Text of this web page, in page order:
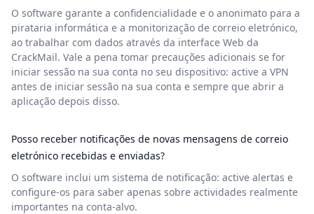
O software garante a confidencialidade e o anonimato para a
pirataria informática e a monitorização de correio eletrónico,
ao trabalhar com dados através da interface Web da
CrackMail. Vale a pena tomar precauções adicionais se for
iniciar sessão na sua conta no seu dispositivo: active a VPN
antes de iniciar sessão na sua conta e sempre que abrir a
aplicação depois disso.
Posso receber notificações de novas mensagens de correio
eletrónico recebidas e enviadas?
O software inclui um sistema de notificação: active alertas e
configure-os para saber apenas sobre actividades realmente
importantes na conta-alvo.